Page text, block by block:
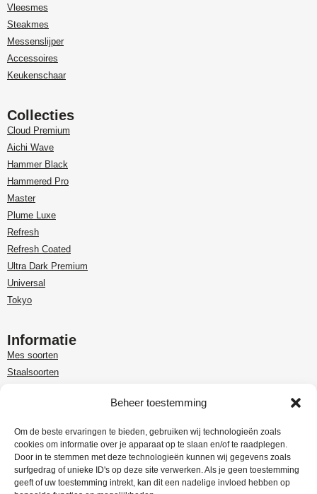
Beheer toestemming
Om de beste ervaringen te bieden, gebruiken wij technologieën zoals
cookies om informatie over je apparaat op te slaan en/of te raadplegen.
Door in te stemmen met deze technologieën kunnen wij gegevens zoals
surfgedrag of unieke ID's op deze site verwerken. Als je geen toestemming
geeft of uw toestemming intrekt, kan dit een nadelige invloed hebben op
Vleesmes
Steakmes
Messenslijper
Accessoires
Keukenschaar
Collecties
Cloud Premium
Aichi Wave
Hammer Black
Hammered Pro
Master
Plume Luxe
Refresh
Refresh Coated
Ultra Dark Premium
Universal
Tokyo
Informatie
Mes soorten
Staalsoorten
Customer care
Garantie en retour
Leveringsinformatie
Klachtenregeling